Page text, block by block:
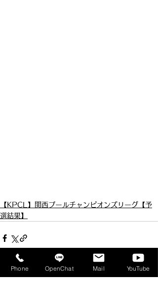
【KPCL】関西プールチャンピオンズリーグ【予
選結果】
最新記事
Phone OpenChat Mail YouTube